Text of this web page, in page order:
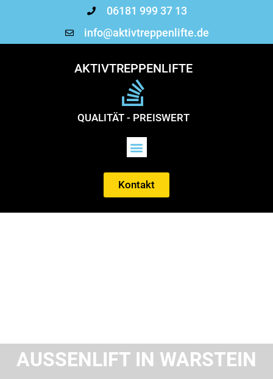
06181 999 37 13
info@aktivtreppenlifte.de
AKTIVTREPPENLIFTE
QUALITÄT - PREISWERT
Kontakt
AUSSENLIFT IN WARSTEIN